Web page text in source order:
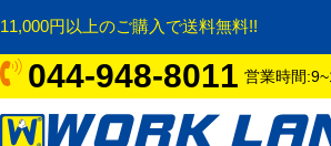
11,000円以上のご購入で送料無料!!
044-948-8011 営業時間